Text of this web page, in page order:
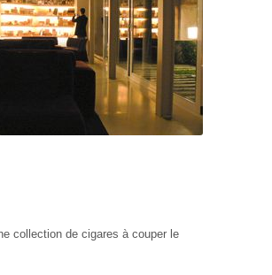
collection de cigares à couper le